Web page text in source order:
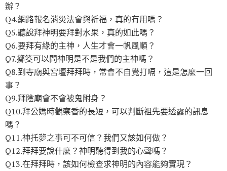
辦？
Q4.網路報名消災法會與祈福，真的有用嗎？
Q5.聽說拜神明要拜對水果，真的如此嗎？
Q6.要拜有緣的主神，人生才會一帆風順？
Q7.擲筊可以問神明是不是我們的主神嗎？
Q8.到寺廟與宮壇拜拜時，常會不自覺打嗝，這是怎麼一回
事？
Q9.拜陰廟會不會被鬼附身？
Q10.拜公媽時觀察香的長短，可以判斷祖先要透露的訊息
嗎？
Q11.神托夢之事可不可信？我們又該如何做？
Q12.拜拜要說什麼？神明聽得到我的心聲嗎？
Q13.在拜拜時，該如何檢查求神明的內容能夠實現？